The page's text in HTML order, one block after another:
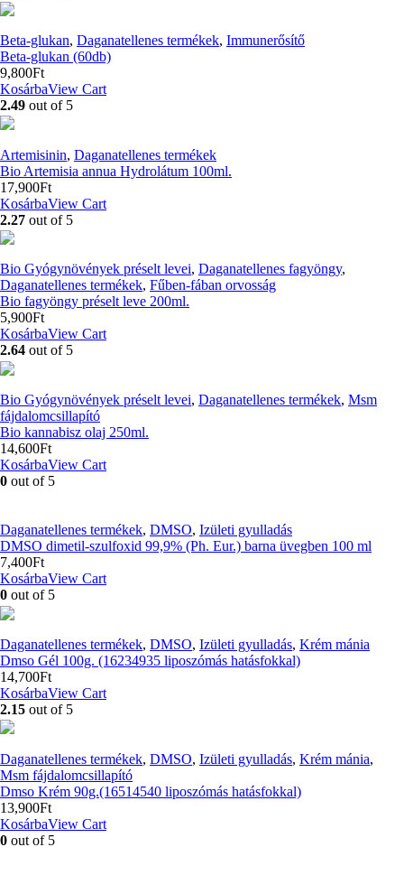
Beta-glukan, Daganatellenes termékek, Immunerősítő
Beta-glukan (60db)
9,800Ft
KosárbaView Cart
2.49 out of 5
Artemisinin, Daganatellenes termékek
Bio Artemisia annua Hydrolátum 100ml.
17,900Ft
KosárbaView Cart
2.27 out of 5
Bio Gyógynövények préselt levei, Daganatellenes fagyöngy,
Daganatellenes termékek, Fűben-fában orvosság
Bio fagyöngy préselt leve 200ml.
5,900Ft
KosárbaView Cart
2.64 out of 5
Bio Gyógynövények préselt levei, Daganatellenes termékek, Msm
fájdalomcsillapító
Bio kannabisz olaj 250ml.
14,600Ft
KosárbaView Cart
0 out of 5
Daganatellenes termékek, DMSO, Izületi gyulladás
DMSO dimetil-szulfoxid 99,9% (Ph. Eur.) barna üvegben 100 ml
7,400Ft
KosárbaView Cart
0 out of 5
Daganatellenes termékek, DMSO, Izületi gyulladás, Krém mánia
Dmso Gél 100g. (16234935 liposzómás hatásfokkal)
14,700Ft
KosárbaView Cart
2.15 out of 5
Daganatellenes termékek, DMSO, Izületi gyulladás, Krém mánia,
Msm fájdalomcsillapító
Dmso Krém 90g.(16514540 liposzómás hatásfokkal)
13,900Ft
KosárbaView Cart
0 out of 5